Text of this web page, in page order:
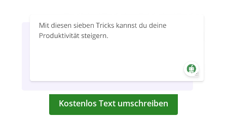
Kostenlos Text umschreiben